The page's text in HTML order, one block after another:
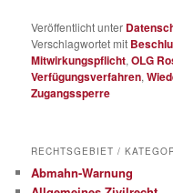
Veröffentlicht unter
Verschlagwortet mit
Mitwirkungspflicht,OLG
Verfügungsverfahren,
Zugangssperre
RECHTSGEBIET /
Abmahn-Warnung